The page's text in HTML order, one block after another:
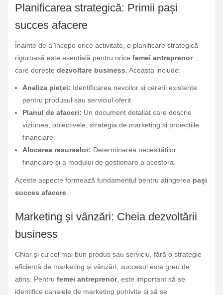
Planificarea strategică: Primii pași
succes afacere
Înainte de a începe orice activitate, o planificare strategică
riguroasă este esențială pentru orice femei antreprenor
care dorește dezvoltare business . Aceasta include:
Analiza pieței: Identificarea nevoilor și cererii existente
pentru produsul sau serviciul oferit.
Planul de afaceri: Un document detaliat care descrie
viziunea, obiectivele, strategia de marketing și proiecțiile
financiare.
Alocarea resurselor: Determinarea necesităților
financiare și a modului de gestionare a acestora.
Aceste aspecte formează fundamentul pentru atingerea pași
succes afacere
Marketing și vânzări: Cheia dezvoltării
business
Chiar și cu cel mai bun produs sau serviciu, fără o strategie
eficientă de marketing și vânzări, succesul este greu de
atins. Pentru femei antreprenor, este important să se
identifice canalele de marketing potrivite și să se